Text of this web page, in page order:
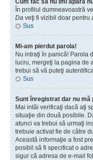
Cum fac să nu îmi apară
În profilul dumneavoastră
Da veţi fi vizibil doar pentru
Sus
Mi-am pierdut parola!
Nu intraţi în panică! Parola
lucru, mergeţi la pagina de
trebui să vă puteţi
Sus
Sunt înregistrat dar nu mă
Mai intâi verificaţi dacă aţi
situaţie din două posibile.
atunci va trebui să urmaţi
trebuie activat fie de către
Această informaţie a fost
posibil să fi specificat o
sigur că adresa de e-mail